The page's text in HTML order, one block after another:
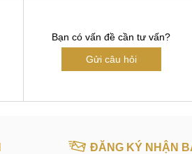
Bạn có vấn đề cần tư vấn?
Gửi câu hỏi
ĐĂNG KÝ NHẬN